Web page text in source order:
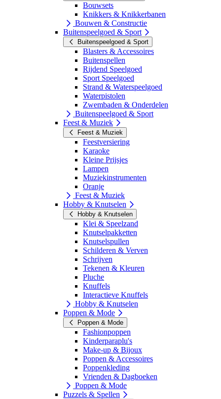
Bouwsets
Knikkers & Knikkerbanen
Bouwen & Constructie
Buitenspeelgoed & Sport
Buitenspeelgoed & Sport
Blasters & Accessoires
Buitenspellen
Rijdend Speelgoed
Sport Speelgoed
Strand & Waterspeelgoed
Waterpistolen
Zwembaden & Onderdelen
Buitenspeelgoed & Sport
Feest & Muziek
Feest & Muziek
Feestversiering
Karaoke
Kleine Prijsjes
Lampen
Muziekinstrumenten
Oranje
Feest & Muziek
Hobby & Knutselen
Hobby & Knutselen
Klei & Speelzand
Knutselpakketten
Knutselspullen
Schilderen & Verven
Schrijven
Tekenen & Kleuren
Pluche
Knuffels
Interactieve Knuffels
Hobby & Knutselen
Poppen & Mode
Poppen & Mode
Fashionpoppen
Kinderparaplu's
Make-up & Bijoux
Poppen & Accessoires
Poppenkleding
Vrienden & Dagboeken
Poppen & Mode
Puzzels & Spellen